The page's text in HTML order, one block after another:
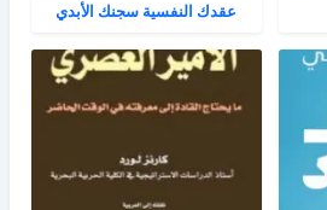
عقدك النفسية سجنك الأبدي